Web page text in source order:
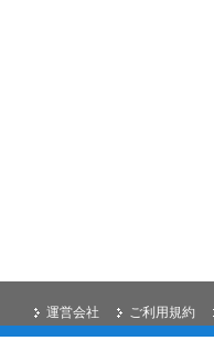
ご利用規約
運営会社